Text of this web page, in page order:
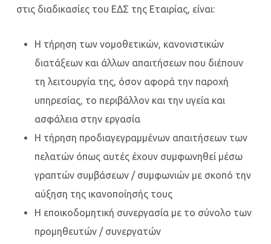
στις διαδικασίες του ΕΔΣ της Εταιρίας, είναι:
Η τήρηση των νομοθετικών, κανονιστικών
διατάξεων και άλλων απαιτήσεων που διέπουν
τη λειτουργία της, όσον αφορά την παροχή
υπηρεσίας, το περιβάλλον και την υγεία και
ασφάλεια στην εργασία
Η τήρηση προδιαγεγραμμένων απαιτήσεων των
πελατών όπως αυτές έχουν συμφωνηθεί μέσω
γραπτών συμβάσεων / συμφωνιών με σκοπό την
αύξηση της ικανοποίησής τους
Η εποικοδομητική συνεργασία με το σύνολο των
προμηθευτών / συνεργατών